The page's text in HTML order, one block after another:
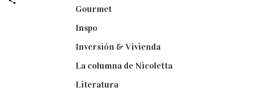
Gourmet(102)
Inspo
Inversión & Vivienda(5)
La columna de Nicoletta(5)
Literatura(1)